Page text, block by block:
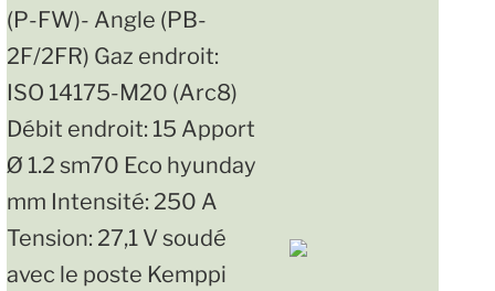
(P-FW)- Angle (PB-
2F/2FR) Gaz endroit:
ISO 14175-M20 (Arc8)
Débit endroit: 15 Apport
Ø 1.2 sm70 Eco hyunday
mm Intensité: 250 A
Tension: 27,1 V soudé
avec le poste Kemppi